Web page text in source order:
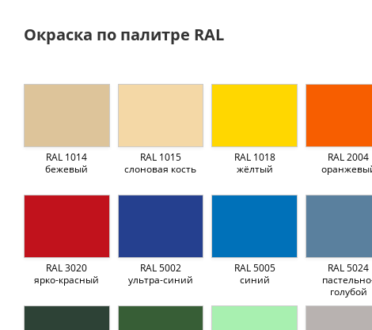
Окраска по палитре RAL
RAL 1014
бежевый
RAL 1015
слоновая кость
RAL 1018
жёлтый
RAL 2004
RAL 3020
ярко-красный
RAL 5002
ультра-синий
RAL 5005
синий
RAL 5024
голубой